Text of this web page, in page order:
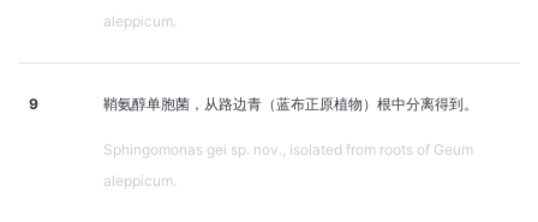
aleppicum.
9 鞘氨醇单胞菌，从路边青（蓝布正原植物）根中分离得到。
Sphingomonas gei sp. nov., isolated from roots of Geum
aleppicum.